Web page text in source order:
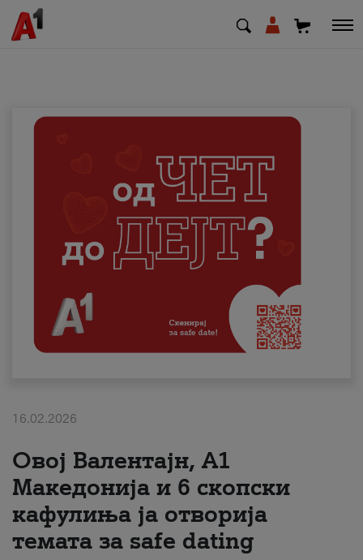
Деловни
Поддршка
Надополни кредит
Плати сметка
#ПодобарОнлајн
16.02.2026
Овој Валентајн, A1
Македонија и 6 скопски
кафулиња ја отворија
темата за safe dating